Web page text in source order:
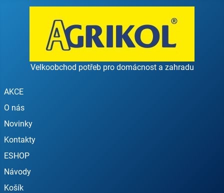
Velkoobchod potřeb pro domácnost a zahradu
AKCE
O nás
Novinky
Kontakty
ESHOP
Návody
Košík